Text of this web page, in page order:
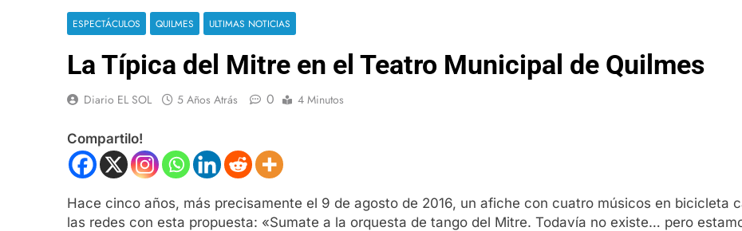
ESPECTÁCULOS QUILMES ULTIMAS NOTICIAS
La Típica del Mitre en el Teatro Municipal de Quilmes
Diario EL SOL 5 Años Atrás 0 4 Minutos
Compartilo!
Hace cinco años, más precisamente el 9 de agosto de 2016, un afiche con cuatro músicos en bicicleta
las redes con esta propuesta: «Sumate a la orquesta de tango del Mitre. Todavía no existe… pero